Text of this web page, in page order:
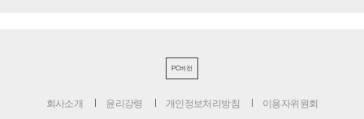
PC버전
회사소개 윤리강령 개인정보처리방침 이용자위원회